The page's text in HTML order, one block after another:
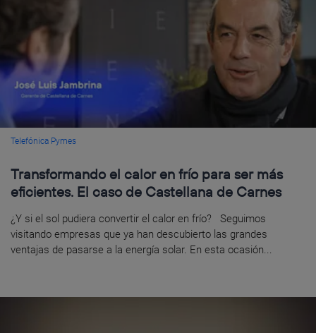
Telefónica Pymes
Transformando el calor en frío para ser más
eficientes. El caso de Castellana de Carnes
¿Y si el sol pudiera convertir el calor en frío? Seguimos
visitando empresas que ya han descubierto las grandes
ventajas de pasarse a la energía solar. En esta ocasión...